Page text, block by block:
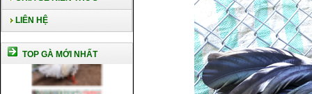
LIÊN HỆ
TOP GÀ MỚI NHẤT